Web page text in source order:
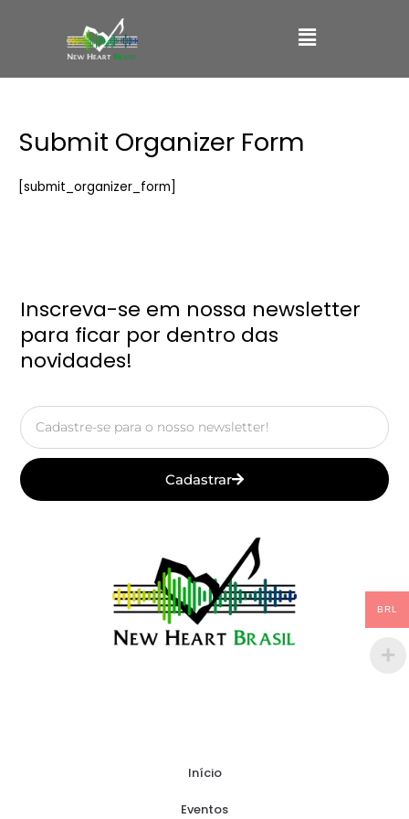
conteúdo
Main
Menu
Submit Organizer Form
[submit_organizer_form]
Inscreva-se em nossa newsletter
para ficar por dentro das
novidades!
Email
Cadastrar
Início
Eventos
BRL